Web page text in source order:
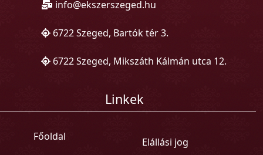
info@ekszerszeged.hu
6722 Szeged, Bartók tér 3.
6722 Szeged, Mikszáth Kálmán utca 12.
Linkek
Főoldal Elállási jog